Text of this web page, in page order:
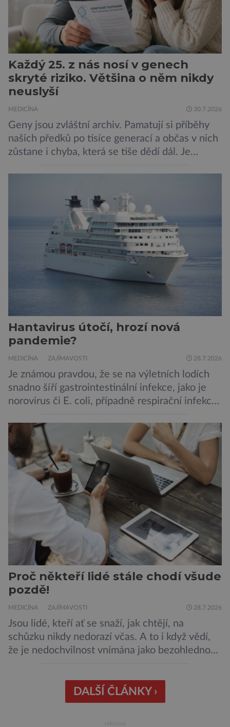
Každý 25. z nás nosí v genech
skryté riziko. Většina o něm nikdy
neuslyší
MEDICÍNA 30.7.2026
Geny jsou zvláštní archiv. Pamatují si příběhy
našich předků po tisíce generací a občas v nich
zůstane i chyba, která se tiše dědí dál. Je
jednou rozhodnout o zdraví jeho dítěte. Právě
to je případ řady dědičných onemocnění,
například cystické fibrózy, […]
Hantavirus útočí, hrozí nová
pandemie?
MEDICÍNA ZAJÍMAVOSTI 28.7.2026
Je známou pravdou, že se na výletních lodích
snadno šíří gastrointestinální infekce, jako je
norovirus či E. coli, případně respirační infekce,
Ovšem slyšet o prvním ohnisku hantaviru na
výletní lodi bylo znepokojivé i pro odborníky.
Zdá se, že nebezpečí bylo prozatím zažehnáno.
Máme se bát nové pandemie? Hantavirus […]
Proč někteří lidé stále chodí všude
pozdě!
MEDICÍNA ZAJÍMAVOSTI 28.7.2026
Jsou lidé, kteří ať se snaží, jak chtějí, na
schůzku nikdy nedorazí včas. A to i když vědí,
že je nedochvilnost vnímána jako bezohlednost
chodí chronicky pozdě, možná úplně nemohou.
Jaké jsou nejčastější příčiny nedochvilnosti? A
DALŠÍ ČLÁNKY ›